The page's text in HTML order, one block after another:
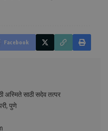
Facebook
अस्मिते साठी सदेव तत्पर
पुणे